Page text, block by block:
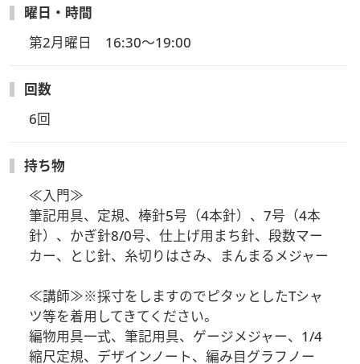
ます。
下記の「教材申込フォーム」をクリック（タップ）していただ
必ず「教材申込フォーム」をご確認ください。
◆お申込みより１週間以内に（お申込が直近の場合はできるだ
け早く）ご注文ください。
ルまたはお電話にてお問合せください。
入門コース教材申込フォーム
講師コース教材申込フォーム
曜日・時間
第2月曜日　16:30～19:00
回数
6回
持ち物
≪入門≫
筆記用具、定規、棒針5号（4本針）、7号（4本
針）、かぎ針8/0号、仕上げ用まち針、段数マー
カー、とじ針、糸切りはさみ、まんまるメジャー
≪講師≫※採寸をしますのでピタッとしたTシャ
ツ等を着用してきてください。
編物用具一式、筆記用具、ゲージメジャー、1/4
縮尺定規、デザインノート、編み目グラフノー